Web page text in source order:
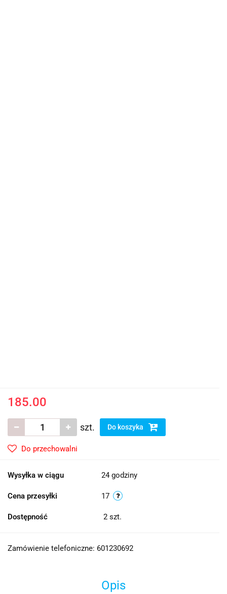
185.00
szt. Do koszyka
Do przechowalni
Wysyłka w ciągu 24 godziny
Cena przesyłki 17
Dostępność 2 szt.
Zamówienie telefoniczne: 601230692
Opis